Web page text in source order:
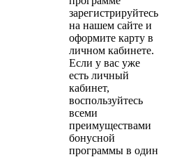
зарегистрируйтесь
на нашем сайте и
оформите карту в
личном кабинете.
Если у вас уже
есть личный
кабинет,
воспользуйтесь
всеми
преимуществами
бонусной
программы в один